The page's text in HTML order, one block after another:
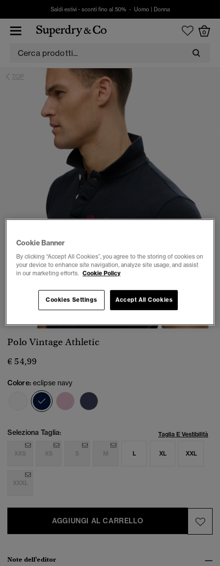
Saldi estivi - sconti fino al 50% - Uomo Donna
0
TOP
1 2 3 5 6 7
Polo Vintage Athletic
€ 54,99
Colore: eclipse navy
selezionato
Seleziona Taglia: Taglia E Vestibilità
XXS XS S M L XL XXL
XXXL
AGGIUNGI AL CARRELLO
Note dell'editor
Cookie Banner
By clicking “Accept All Cookies”, you agree to the storing of cookies on
your device to enhance site navigation, analyze site usage, and assist
in our marketing efforts. Cookie Policy
Cookies Settings Accept All Cookies